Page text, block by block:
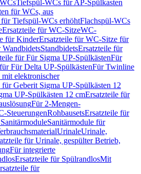
Tiefspül-WCs für AP-Spülkasten
für WCs, aus
Tiefspül-WCs erhöhtFlachspül-WCs
Ersatzteile für WC-SitzeWC-
für KinderErsatzteile für WC-Sitze für
WandbidetsStandbidetsErsatzteile für
für Für Sigma UP-SpülkästenFür
Für Delta UP-SpülkästenFür Twinline
elektronischer
Geberit Sigma UP-Spülkästen 12
UP-Spülkästen 12 cmErsatzteile für
Für 2-Mengen-
SteuerungenRohbausetsErsatzteile für
Sanitärmodule für
UrinaleUrinale,
für Urinale, gespülter Betrieb,
Für integrierte
Ersatzteile für SpülrandlosMit
für